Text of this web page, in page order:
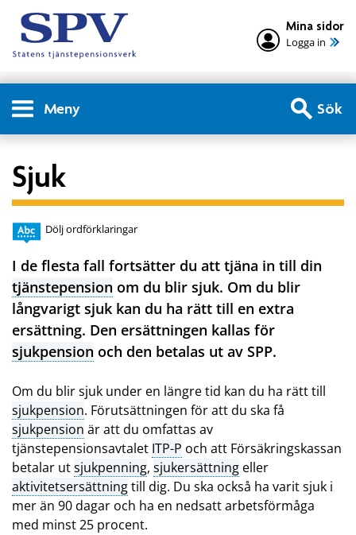
Mina sidor
Logga in
Meny Sök
Sjuk
Dölj ordförklaringar
I de flesta fall fortsätter du att tjäna in till din
tjänstepension om du blir sjuk. Om du blir
långvarigt sjuk kan du ha rätt till en extra
ersättning. Den ersättningen kallas för
sjukpension och den betalas ut av SPP.
Om du blir sjuk under en längre tid kan du ha rätt till
sjukpension. Förutsättningen för att du ska få
sjukpension är att du omfattas av
tjänstepensionsavtalet ITP-P och att Försäkringskassan
betalar utsjukpenning, sjukersättning eller
aktivitetsersättningtill dig. Du ska också ha varit sjuk i
mer än 90 dagar och ha en nedsatt arbetsförmåga
med minst 25 procent.